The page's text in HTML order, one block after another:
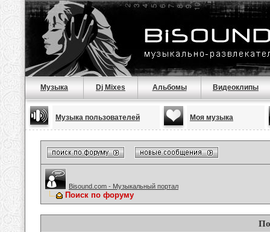
Музыка Dj Mixes Альбомы Видеоклипы
Музыка пользователей Моя музыка
Bisound.com - Музыкальный портал
Поиск по форуму